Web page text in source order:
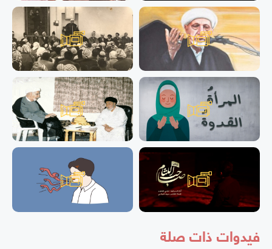
فيدوات ذات صلة